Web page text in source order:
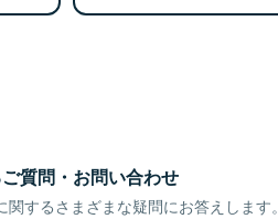
質問・お問い合わせ
関するさまざまな疑問にお答えします。